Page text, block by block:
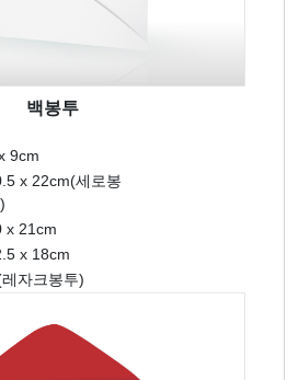
백봉투
9cm
x 22cm(세로봉
x 21cm
x 18cm
자크봉투)